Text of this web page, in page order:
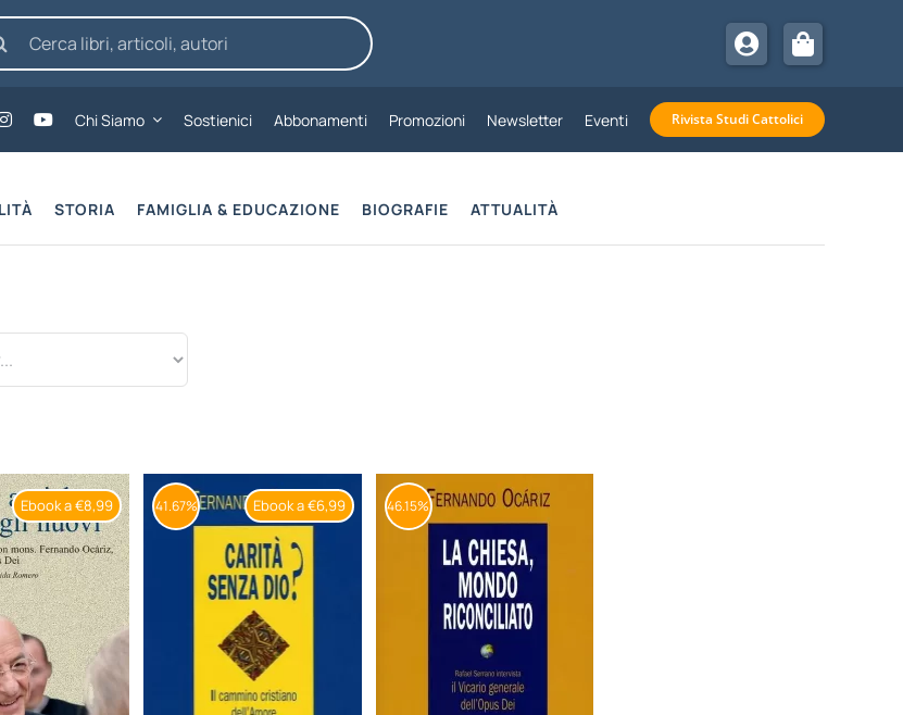
Chi Siamo Sostienici Abbonamenti Promozioni Newsletter Eventi Rivista Studi Cattolici
STORIA FAMIGLIA & EDUCAZIONE BIOGRAFIE ATTUALITÀ
Ebook a €8,99 Ebook a €6,99
41.67% 46.15%